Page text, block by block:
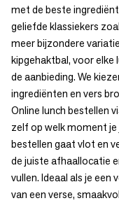
met de beste
geliefde klassiekers
meer bijzondere
kipgehaktbal, voor elke
de aanbieding. We
ingrediënten en vers
Online lunch bestellen
zelf op welk moment
bestellen gaat vlot en
de juiste afhaallocatie
vullen. Ideaal als je
van een verse,